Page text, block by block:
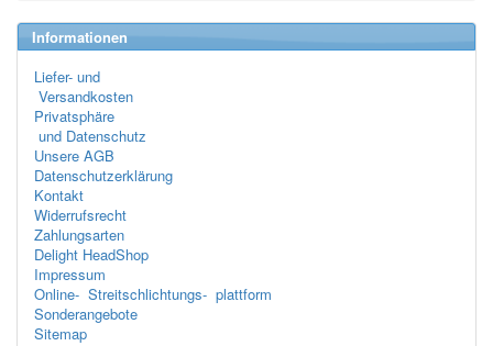
Informationen
Liefer- und
Versandkosten
Privatsphäre
und Datenschutz
Unsere AGB
Datenschutzerklärung
Kontakt
Widerrufsrecht
Zahlungsarten
Delight HeadShop
Impressum
Online- Streitschlichtungs- plattform
Sonderangebote
Sitemap